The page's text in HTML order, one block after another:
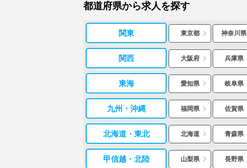
都道府県から求人を探す
関東 東京都 神奈川県
関西 大阪府 兵庫県
東海 愛知県 岐阜県
九州・沖縄 福岡県 佐賀県
北海道・東北 北海道 青森県
甲信越・北陸 山梨県 長野県